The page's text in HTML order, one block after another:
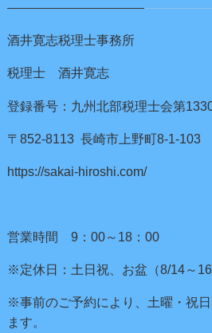
酒井寛志税理士事務所
税理士 酒井寛志
登録番号：九州北部税理士会第
〒852-8113 長崎市上野町8-1-103
https://sakai-hiroshi.com/
営業時間 9：00～18：00
※定休日：土日祝、お盆（8/14～
※事前のご予約により、土曜・祝
ます。